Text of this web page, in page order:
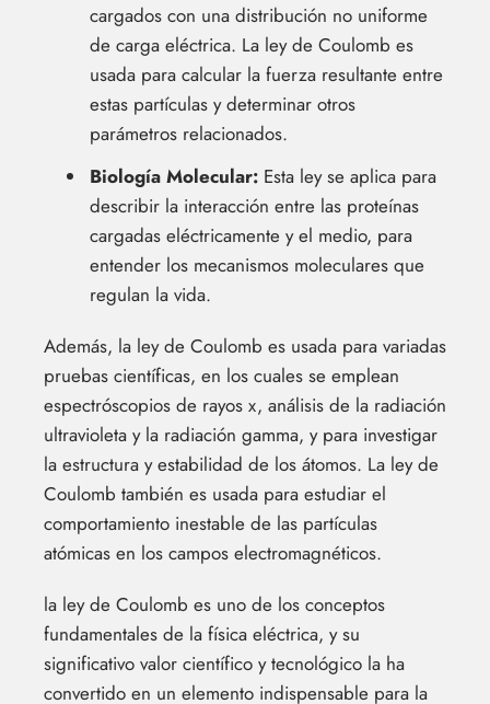
cargados con una distribución no uniforme
de carga eléctrica. La ley de Coulomb es
usada para calcular la fuerza resultante entre
estas partículas y determinar otros
parámetros relacionados.
Biología Molecular: Esta ley se aplica para
describir la interacción entre las proteínas
cargadas eléctricamente y el medio, para
entender los mecanismos moleculares que
regulan la vida.
Además, la ley de Coulomb es usada para variadas
pruebas científicas, en los cuales se emplean
espectróscopios de rayos x, análisis de la radiación
ultravioleta y la radiación gamma, y para investigar
la estructura y estabilidad de los átomos. La ley de
Coulomb también es usada para estudiar el
comportamiento inestable de las partículas
atómicas en los campos electromagnéticos.
la ley de Coulomb es uno de los conceptos
fundamentales de la física eléctrica, y su
significativo valor científico y tecnológico la ha
convertido en un elemento indispensable para la